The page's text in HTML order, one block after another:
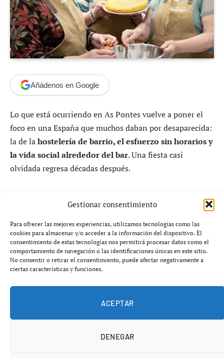
Gestionar consentimiento
Para ofrecer las mejores experiencias, utilizamos tecnologías como las
cookies para almacenar y/o acceder a la información del dispositivo. El
consentimiento de estas tecnologías nos permitirá procesar datos como el
comportamiento de navegación o las identificaciones únicas en este sitio.
No consentir o retirar el consentimiento, puede afectar negativamente a
ciertas características y funciones.
ACEPTAR
DENEGAR
Añádenos en Google
Lo que está ocurriendo en As Pontes vuelve a poner el
foco en una España que muchos daban por desaparecida:
la de lahostelería de barrio, el esfuerzo sin horarios y
la vida social alrededor del bar. Una fiesta casi
olvidada regresa décadas después.
semana la históricaFesta da Tortilla Sorpresa
iniciativa nacida en los bares de O Rego do Muíño y que
marcó toda una época de convivencia, trabajo duro y
comunidad hostelera.